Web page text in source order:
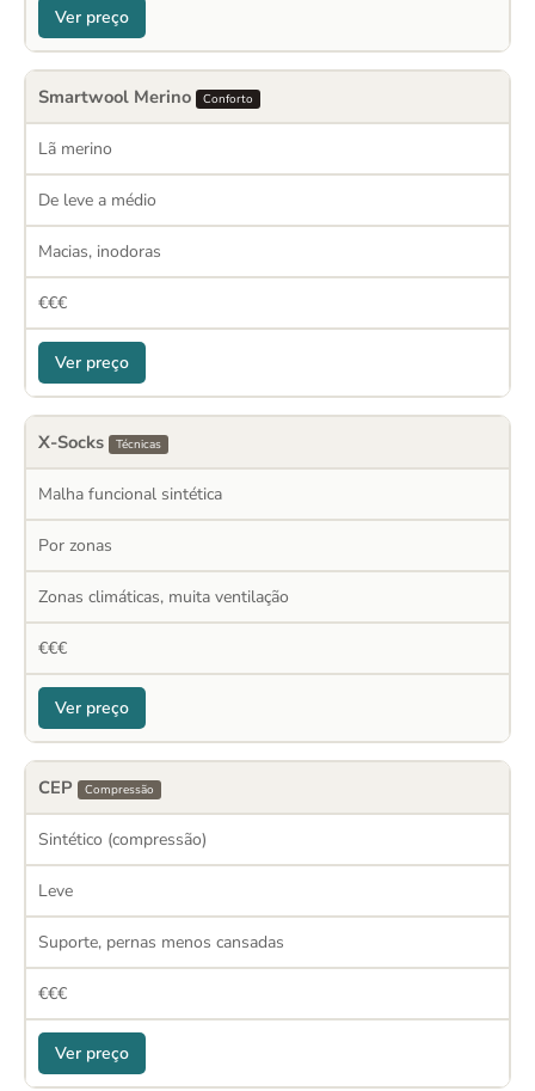
Ver preço
Smartwool Merino Conforto
Lã merino
De leve a médio
Macias, inodoras
€€€
Ver preço
X-Socks Técnicas
Malha funcional sintética
Por zonas
Zonas climáticas, muita ventilação
€€€
Ver preço
CEP Compressão
Sintético (compressão)
Leve
Suporte, pernas menos cansadas
€€€
Ver preço